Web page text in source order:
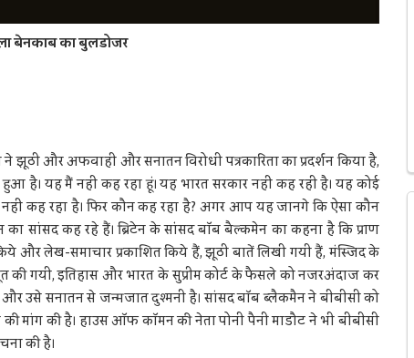
बेनकाब का बुलडोजर
ने झूठी और अफवाही और सनातन विरोधी पत्रकारिता का प्रदर्शन किया है,
है। यह मैं नहीं कह रहा हूं। यह भारत सरकार नहीं कह रही है। यह कोई
कह रहा है। फिर कौन कह रहा है? अगर आप यह जानगे कि ऐसा कौन
सांसद कह रहे हैं। ब्रिटेन के सांंसद बॉब बैल्कमेन का कहना है कि प्राण
और लेख-समाचार प्रकाशित किये हैं, झूठी बातें लिखी गयी हैं, मंस्जिद के
की गयी, इतिहास और भारत के सुप्रीम कोर्ट के फैसले को नजरअंदाज कर
है और उसे सनातन से जन्मजात दुश्मनी है। सांसद बॉब ब्लैकमैन ने बीबीसी को
मांग की है। हाउस ऑफ कॉमन की नेता पोनी पैनी माडौट ने भी बीबीसी
की है।